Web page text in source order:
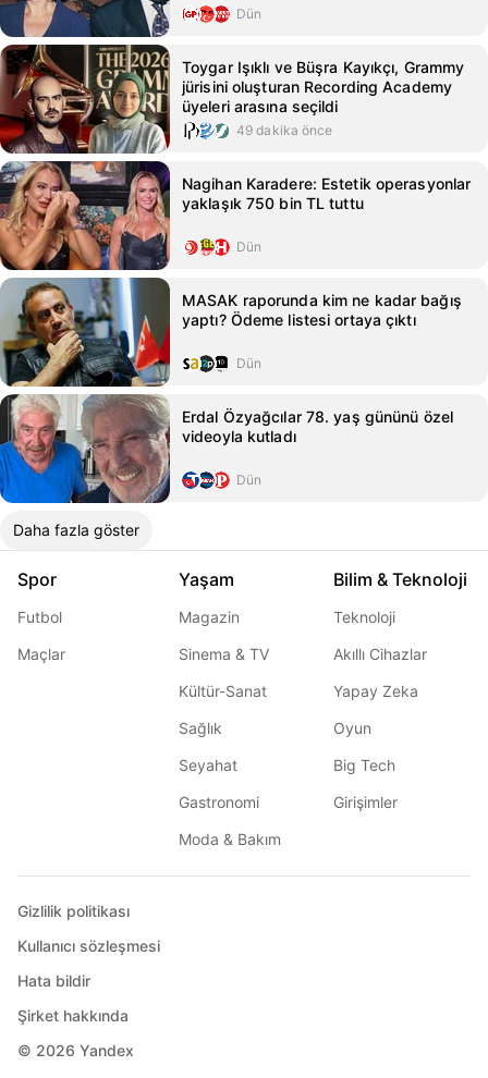
Dün
Toygar Işıklı ve Büşra Kayıkçı, Grammy
jürisini oluşturan Recording Academy
üyeleri arasına seçildi
49 dakika önce
Nagihan Karadere: Estetik operasyonlar
yaklaşık 750 bin TL tuttu
Dün
MASAK raporunda kim ne kadar bağış
yaptı? Ödeme listesi ortaya çıktı
Dün
Erdal Özyağcılar 78. yaş gününü özel
videoyla kutladı
Dün
Daha fazla göster
Spor
Futbol
Maçlar
Yaşam
Magazin
Sinema & TV
Kültür-Sanat
Sağlık
Seyahat
Gastronomi
Moda & Bakım
Bilim & Teknoloji
Teknoloji
Akıllı Cihazlar
Yapay Zeka
Oyun
Big Tech
Girişimler
© 2026 Yandex
Gizlilik politikası
Kullanıcı sözleşmesi
Hata bildir
Şirket hakkında